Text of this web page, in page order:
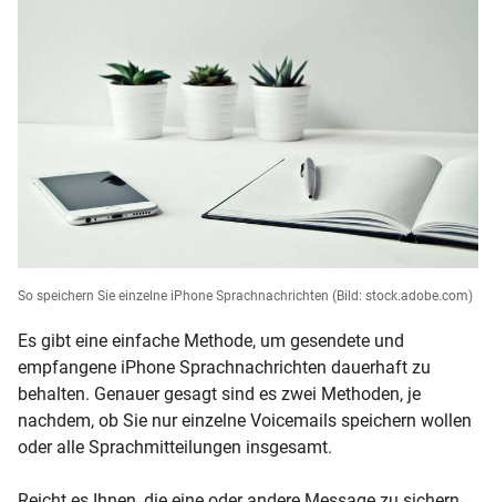
So speichern Sie einzelne iPhone Sprachnachrichten (Bild: stock.adobe.com)
Es gibt eine einfache Methode, um gesendete und
empfangene iPhone Sprachnachrichten dauerhaft zu
behalten. Genauer gesagt sind es zwei Methoden, je
nachdem, ob Sie nur einzelne Voicemails speichern wollen
oder alle Sprachmitteilungen insgesamt.